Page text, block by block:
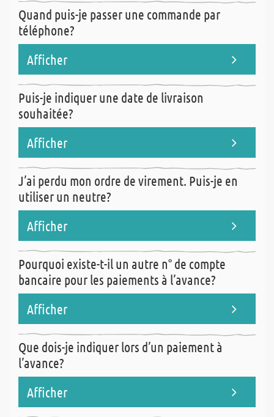
Cartes de crédit (VISA, MasterCard), virement bancaire.
Quand puis-je passer une commande par
téléphone?
Afficher
Nous sommes joignables (sauf jours fériés ou exception) lundi-
mardi-jeudi et vendredi de 8h00 à 12h00 et de 12h30 à 16h00 et le
mercredi de 8h00 à 13h00.
Puis-je indiquer une date de livraison
souhaitée?
Afficher
Même pendant les congés scolaires vous pouvez nous confier votre
commande. Celle-ci sera enregistrée en nos services et sera mis en
livraison à la date souhaitée.
J’ai perdu mon ordre de virement. Puis-je en
utiliser un neutre?
Afficher
Bien sur. Il suffit de remplir les différentes coordonnées sans
omettre de nous indiquer le n° de facture et le n° de client afin
que le virement soit automatiquement imputer sur votre compte.
Pourquoi existe-t-il un autre n° de compte
bancaire pour les paiements à l’avance?
Afficher
Ce compte est vérifié tous les jours en nos services afin que votre
commande puisse partir de nos dépôts dans les meilleurs délais.
Que dois-je indiquer lors d’un paiement à
l’avance?
Afficher